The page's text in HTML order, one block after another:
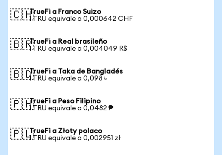
🇨🇭TrueFi a Franco Suizo
1 TRU equivale a 0,000642 CHF
🇧🇷TrueFi a Real brasileño
1 TRU equivale a 0,004049 R$
🇧🇩TrueFi a Taka de Bangladés
1 TRU equivale a 0,098 ৳
🇵🇭TrueFi a Peso Filipino
1 TRU equivale a 0,0482 ₱
🇵🇱TrueFi a Złoty polaco
1 TRU equivale a 0,002951 zł